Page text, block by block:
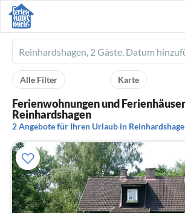
Ferienhausmiete
logo
Karte
Alle Filter
Ferienwohnungen und
Reinhardshagen
2 Angebote für Ihren Urlaub in